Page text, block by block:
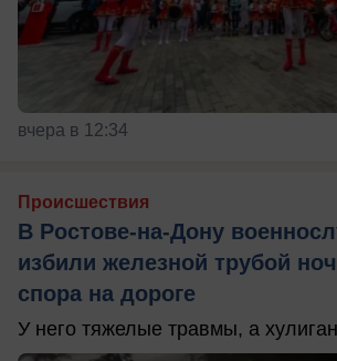
вчера в 12:34
Происшествия
В Ростове-на-Дону
избили железной трубой
спора на дороге
У него тяжелые травмы, а